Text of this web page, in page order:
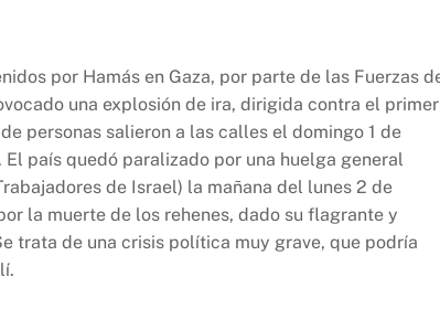
por Hamás en Gaza, por parte de las Fuerzas
una explosión de ira, dirigida contra el primer
personas salieron a las calles el domingo 1 de
país quedó paralizado por una huelga general
de Israel) la mañana del lunes 2 de
la muerte de los rehenes, dado su flagrante y
trata de una crisis política muy grave, que podría